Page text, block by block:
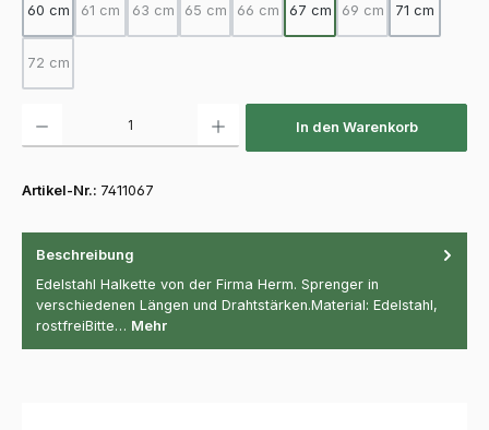
60 cm 61 cm
(Diese Option ist zurzeit nicht verfügbar.)
63 cm
(Diese Option ist zurzeit nicht verfügbar.)
65 cm
(Diese Option ist zurzeit nicht verfügbar.)
66 cm
(Diese Option ist zurzeit nicht
67 cm 69 cm
(Diese Option ist
71 cm
72 cm
(Diese Option ist zurzeit nicht verfügbar.)
In den Warenkorb
Artikel-Nr.: 7411067
Beschreibung
Edelstahl Halkette von der Firma Herm. Sprenger in
verschiedenen Längen und Drahtstärken.Material: Edelstahl,
rostfreiBitte… Mehr